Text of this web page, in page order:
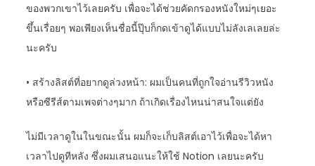
ของพวกเขาไว้เลยครับ เพื่อจะได้ช่วยคัดกรองหนังใหม่ๆเยอะ
ขึ้นเรื่อยๆ พอเพียงเห็นชื่อนี้ปุ๊บก็กดเข้าดูได้แบบไม่ลังเลเลยล่ะ
นะครับ
• สร้างลิสต์ที่อยากดูล่วงหน้า: ผมเป็นคนที่ถูกใจอ่านรีวิวหนัง
หรือซีรีส์ตามเพจต่างๆมาก ถ้าเกิดเรื่องไหนน่าสนใจแต่ยัง
ไม่มีเวลาดูในในขณะนั้น ผมก็จะเก็บลิสต์เอาไว้เพื่อจะได้หา
เวลาไปดูทีหลัง ซึ่งผมเสนอแนะให้ใช้ Notion เลยนะครับ